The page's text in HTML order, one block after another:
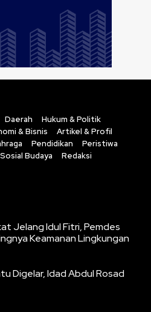
Daerah
Hukum & Politik
& Bisnis
Artikel & Profil
Pendidikan
Peristiwa
Sosial Budaya Redaksi
Jelang Idul Fitri, Pemdes
Keamanan Lingkungan
Digelar, Idad Abdul Rosad